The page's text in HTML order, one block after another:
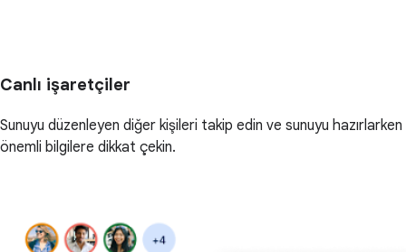
Canlı işaretçiler
Sunuyu düzenleyen diğer kişileri takip edin ve sunuyu hazırlarken
önemli bilgilere dikkat çekin.